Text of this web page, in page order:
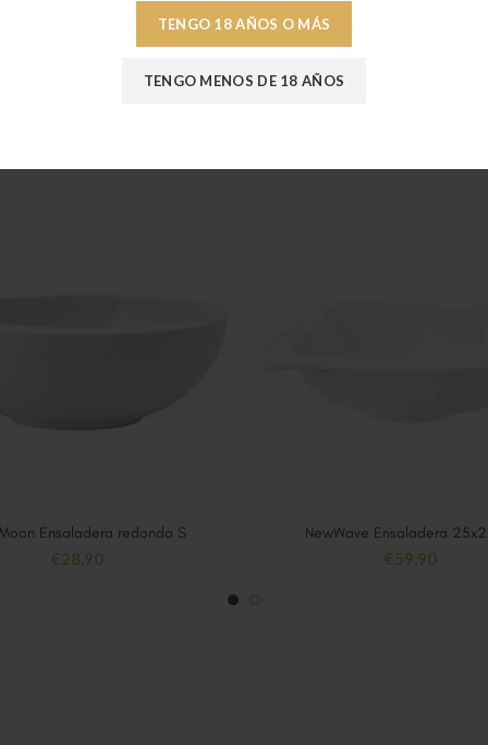
TENGO 18 AÑOS O MÁS
TENGO MENOS DE 18 AÑOS
6A[/embedyt]
AÑADIR AL CARRITO
Ensaladera redonda S
€28,90
AÑADIR AL CARRITO
NewWave Ensaladera
€59,90